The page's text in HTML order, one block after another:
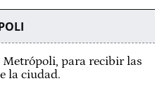
para recibir las
la ciudad.